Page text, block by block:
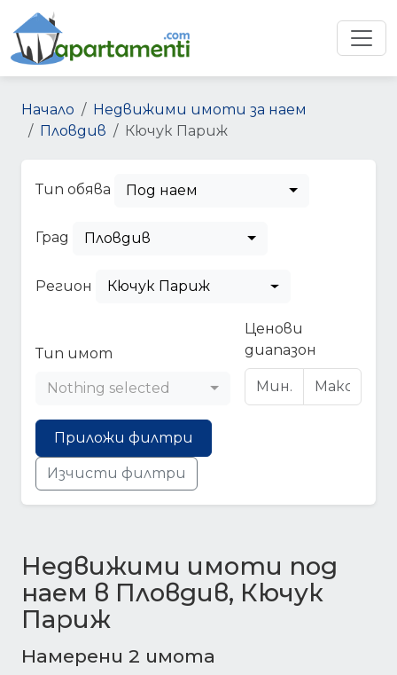
Начало
Недвижими имоти за наем
Пловдив
Кючук Париж
Тип обява Под наем
Град Пловдив
Регион Кючук Париж
Тип имот
Nothing selected
Ценови
диапазон
Приложи филтри
Изчисти филтри
Недвижими имоти под
наем в Пловдив, Кючук
Париж
Намерени 2 имота